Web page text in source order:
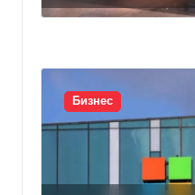
Бизнес